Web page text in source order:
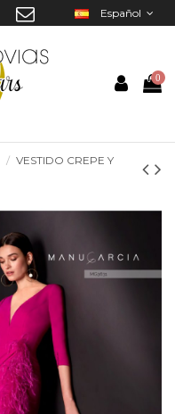
Español
0
VESTIDO CREPE Y